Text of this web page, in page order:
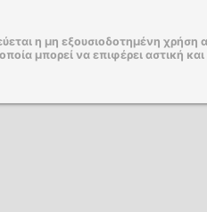
η μη εξουσιοδοτημένη χρήση
μπορεί να επιφέρει αστική